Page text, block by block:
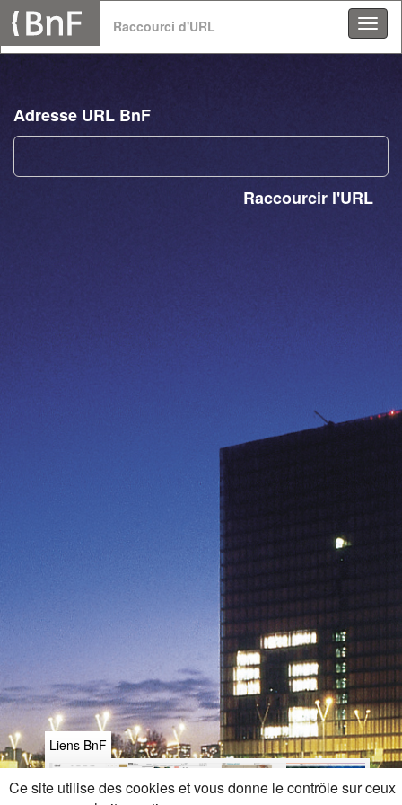
Panneau de gestion des cookies
Ce site utilise des cookies et vous donne le contrôle sur ceux
Raccourci d'URL
Adresse URL BnF
Raccourcir l'URL
Liens BnF